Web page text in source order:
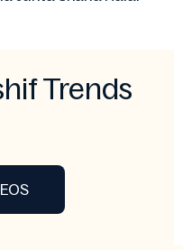
Trends